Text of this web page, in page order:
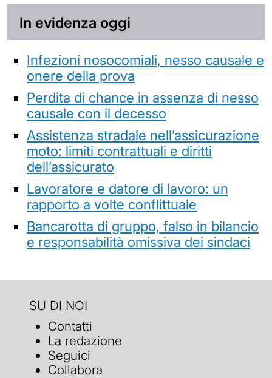
In evidenza oggi
Infezioni nosocomiali, nesso causale e
onere della prova
Perdita di chance in assenza di nesso
causale con il decesso
Assistenza stradale nell’assicurazione
moto: limiti contrattuali e diritti
dell’assicurato
Lavoratore e datore di lavoro: un
rapporto a volte conflittuale
Bancarotta di gruppo, falso in bilancio
e responsabilità omissiva dei sindaci
SU DI NOI
Contatti
La redazione
Seguici
Collabora